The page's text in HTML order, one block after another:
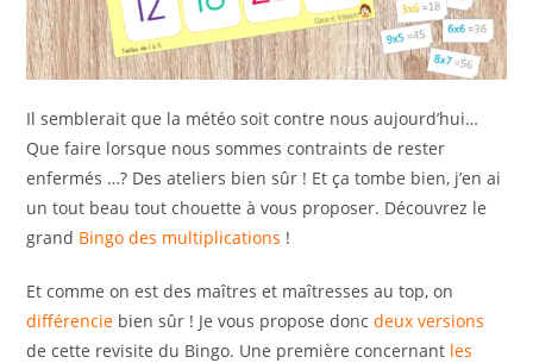
Il semblerait que la météo soit contre nous aujourd’hui…
Que faire lorsque nous sommes contraints de rester
enfermés …? Des ateliers bien sûr ! Et ça tombe bien, j’en ai
un tout beau tout chouette à vous proposer. Découvrez le
grand Bingo des multiplications !
Et comme on est des maîtres et maîtresses au top, on
différencie bien sûr ! Je vous propose doncdeux versions
de cette revisite du Bingo. Une première concernant les